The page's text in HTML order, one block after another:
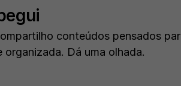
conteúdos pensados
organizada. Dá uma olhada.